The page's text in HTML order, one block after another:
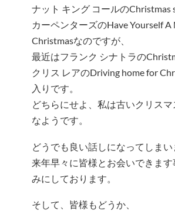
ナット キング コールのChristmas
カーペンターズのHave Yourself
Christmasなのですが、
最近はフランク シナトラの
クリス レアのDriving home for
入りです。
どちらにせよ、私は古いクリス
なようです。
どうでも良い話しになってしまい
来年早々に皆様とお会いできます
みにしております。
そして、皆様もどうか、